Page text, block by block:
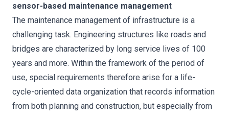
sensor-based maintenance management
The maintenance management of infrastructure is a
challenging task. Engineering structures like roads and
bridges are characterized by long service lives of 100
years and more. Within the framework of the period of
use, special requirements therefore arise for a life-
cycle-oriented data organization that records information
from both planning and construction, but especially from